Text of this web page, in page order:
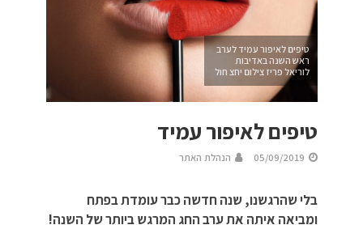
טיפים לאיפור עמיד לערב
ראש השנה באדיבות
לוריאל פריז צילום יחצ חול
טיפים לאיפור עמיד
05/09/2019 הנהלת האתר
בלי שהרגשנו, שנה חדשה כבר עומדת בפתח
ומביאה איתה את ערב החג המרגש ביותר של השנה!